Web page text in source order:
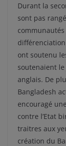
Durant la
sont pas
ont soutenu
soutenaient
anglais. De
Bangladesh
encouragé
contre l’Etat
traitres aux
création du